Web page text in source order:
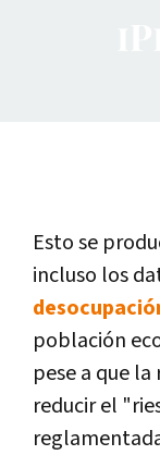
Esto se
incluso los
población
pese a que
reducir el